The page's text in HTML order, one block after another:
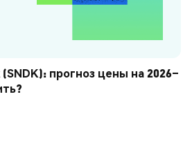
прогноз цены на 2026–